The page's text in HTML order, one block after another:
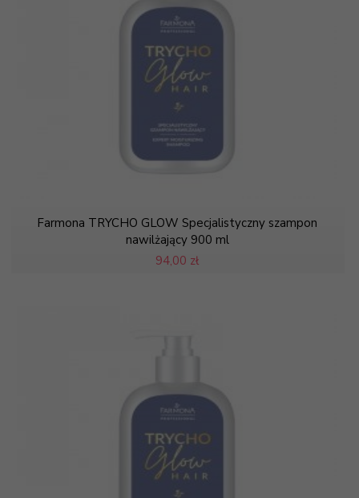
Farmona TRYCHO GLOW Specjalistyczny szampon
nawilżający 900 ml
94,00 zł